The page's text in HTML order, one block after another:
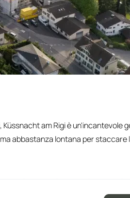
am Rigi è un'incantevole
abbastanza lontana per staccare